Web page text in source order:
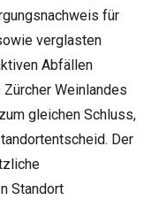
für
verglasten
Abfällen
Weinlandes
gleichen Schluss,
Der
Standort